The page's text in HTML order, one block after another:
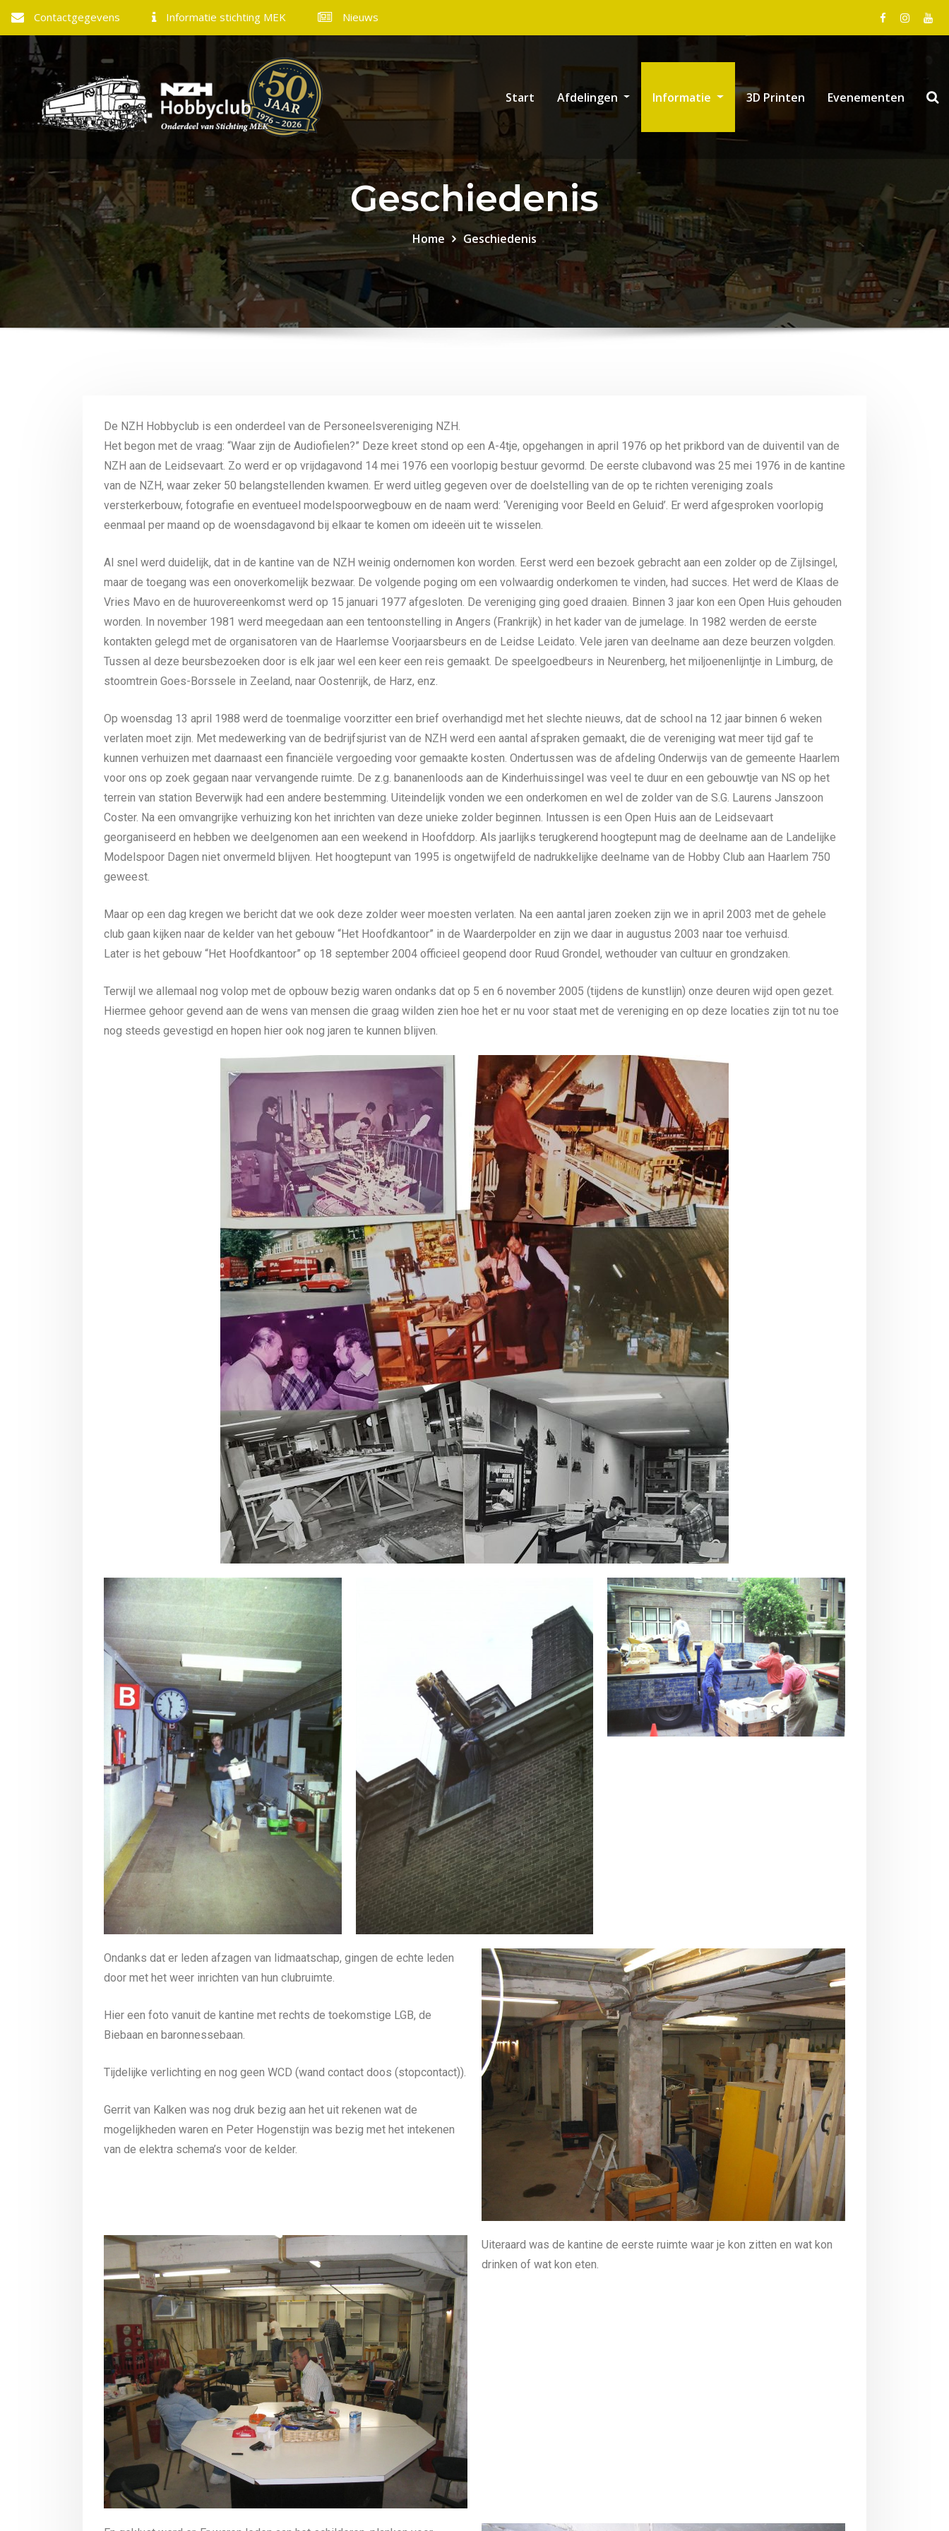
Contactgegevens Informatie stichting MEK Nieuws
Start Afdelingen Informatie 3D Printen Evenementen
Geschiedenis
Home Geschiedenis
De NZH Hobbyclub is een onderdeel van de Personeelsvereniging NZH.
Het begon met de vraag: “Waar zijn de Audiofielen?” Deze kreet stond op een A-4tje, opgehangen in april 1976 op het prikbord van de duiventil van de
NZH aan de Leidsevaart. Zo werd er op vrijdagavond 14 mei 1976 een voorlopig bestuur gevormd. De eerste clubavond was 25 mei 1976 in de kantine
van de NZH, waar zeker 50 belangstellenden kwamen. Er werd uitleg gegeven over de doelstelling van de op te richten vereniging zoals
versterkerbouw, fotografie en eventueel modelspoorwegbouw en de naam werd: ‘Vereniging voor Beeld en Geluid’. Er werd afgesproken voorlopig
eenmaal per maand op de woensdagavond bij elkaar te komen om ideeën uit te wisselen.
Al snel werd duidelijk, dat in de kantine van de NZH weinig ondernomen kon worden. Eerst werd een bezoek gebracht aan een zolder op de Zijlsingel,
maar de toegang was een onoverkomelijk bezwaar. De volgende poging om een volwaardig onderkomen te vinden, had succes. Het werd de Klaas de
Vries Mavo en de huurovereenkomst werd op 15 januari 1977 afgesloten. De vereniging ging goed draaien. Binnen 3 jaar kon een Open Huis gehouden
worden. In november 1981 werd meegedaan aan een tentoonstelling in Angers (Frankrijk) in het kader van de jumelage. In 1982 werden de eerste
kontakten gelegd met de organisatoren van de Haarlemse Voorjaarsbeurs en de Leidse Leidato. Vele jaren van deelname aan deze beurzen volgden.
Tussen al deze beursbezoeken door is elk jaar wel een keer een reis gemaakt. De speelgoedbeurs in Neurenberg, het miljoenenlijntje in Limburg, de
stoomtrein Goes-Borssele in Zeeland, naar Oostenrijk, de Harz, enz.
Op woensdag 13 april 1988 werd de toenmalige voorzitter een brief overhandigd met het slechte nieuws, dat de school na 12 jaar binnen 6 weken
verlaten moet zijn. Met medewerking van de bedrijfsjurist van de NZH werd een aantal afspraken gemaakt, die de vereniging wat meer tijd gaf te
kunnen verhuizen met daarnaast een financiële vergoeding voor gemaakte kosten. Ondertussen was de afdeling Onderwijs van de gemeente Haarlem
voor ons op zoek gegaan naar vervangende ruimte. De z.g. bananenloods aan de Kinderhuissingel was veel te duur en een gebouwtje van NS op het
terrein van station Beverwijk had een andere bestemming. Uiteindelijk vonden we een onderkomen en wel de zolder van de S.G. Laurens Janszoon
Coster. Na een omvangrijke verhuizing kon het inrichten van deze unieke zolder beginnen. Intussen is een Open Huis aan de Leidsevaart
georganiseerd en hebben we deelgenomen aan een weekend in Hoofddorp. Als jaarlijks terugkerend hoogtepunt mag de deelname aan de Landelijke
Modelspoor Dagen niet onvermeld blijven. Het hoogtepunt van 1995 is ongetwijfeld de nadrukkelijke deelname van de Hobby Club aan Haarlem 750
geweest.
Maar op een dag kregen we bericht dat we ook deze zolder weer moesten verlaten. Na een aantal jaren zoeken zijn we in april 2003 met de gehele
club gaan kijken naar de kelder van het gebouw “Het Hoofdkantoor” in de Waarderpolder en zijn we daar in augustus 2003 naar toe verhuisd.
Later is het gebouw “Het Hoofdkantoor” op 18 september 2004 officieel geopend door Ruud Grondel, wethouder van cultuur en grondzaken.
Terwijl we allemaal nog volop met de opbouw bezig waren ondanks dat op 5 en 6 november 2005 (tijdens de kunstlijn) onze deuren wijd open gezet.
Hiermee gehoor gevend aan de wens van mensen die graag wilden zien hoe het er nu voor staat met de vereniging en op deze locaties zijn tot nu toe
nog steeds gevestigd en hopen hier ook nog jaren te kunnen blijven.
Ondanks dat er leden afzagen van lidmaatschap, gingen de echte leden
door met het weer inrichten van hun clubruimte.
Hier een foto vanuit de kantine met rechts de toekomstige LGB, de
Biebaan en baronnessebaan.
Tijdelijke verlichting en nog geen WCD (wand contact doos (stopcontact)).
Gerrit van Kalken was nog druk bezig aan het uit rekenen wat de
mogelijkheden waren en Peter Hogenstijn was bezig met het intekenen
van de elektra schema’s voor de kelder.
Uiteraard was de kantine de eerste ruimte waar je kon zitten en wat kon
drinken of wat kon eten.